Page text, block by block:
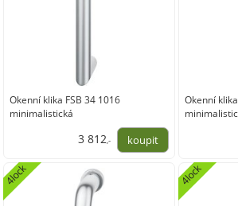
Okenní klika FSB 34 1016
minimalistická
3 812,-
Okenní
4lock 4lock